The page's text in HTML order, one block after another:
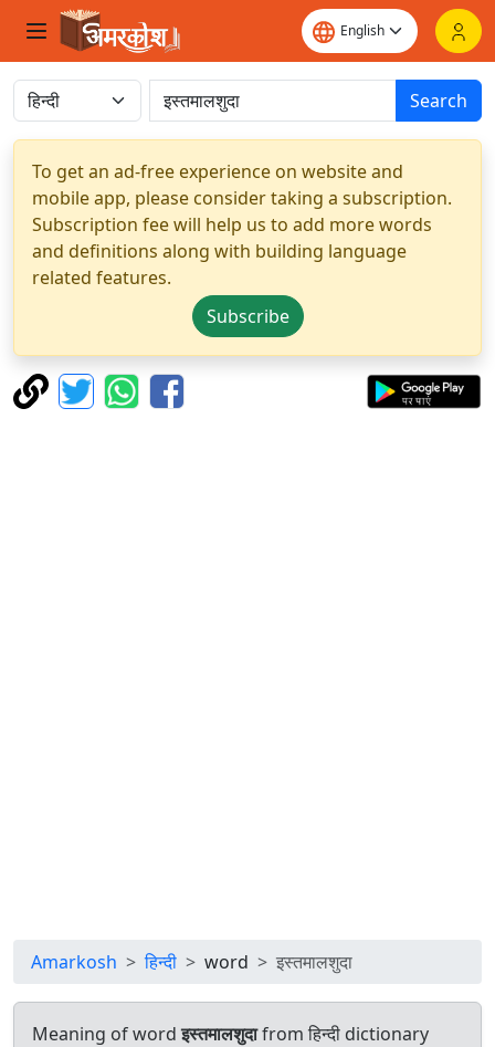
Search
To get an ad-free experience on website and
mobile app, please consider taking a subscription.
Subscription fee will help us to add more words
and definitions along with building language
related features.
Subscribe
Amarkosh हिन्दी word इस्तमालशुदा
Meaning of wordइस्तमालशुदाfrom हिन्दी dictionary